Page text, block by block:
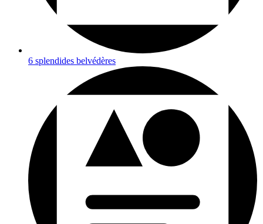
6 splendides belvédères